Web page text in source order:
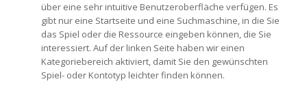
über eine sehr intuitive Benutzeroberfläche verfügen. Es
gibt nur eine Startseite und eine Suchmaschine, in die Sie
das Spiel oder die Ressource eingeben können, die Sie
interessiert. Auf der linken Seite haben wir einen
Kategoriebereich aktiviert, damit Sie den gewünschten
Spiel- oder Kontotyp leichter finden können.